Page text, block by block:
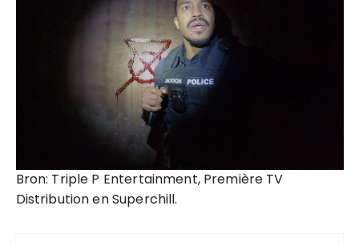
Bron: Triple P Entertainment, Première TV
Distribution en Superchill.